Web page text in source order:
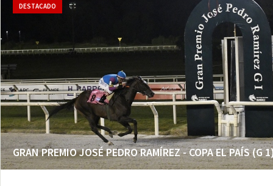
GRAN PREMIO JOSÉ PEDRO RAMÍREZ - COPA EL PAÍS (G
DESTACADO